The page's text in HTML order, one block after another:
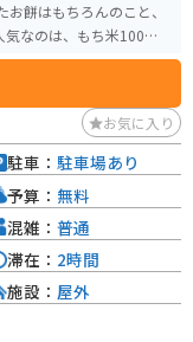
なのは、もち米100%使
が感じられる、ここで
休憩スペースも併設さ
い田
しめます。また、道の
畑など、季節の花々を楽
お気に入り
駐車： 駐車場あり
予算： 無料
混雑： 普通
滞在： 2時間
施設： 屋外